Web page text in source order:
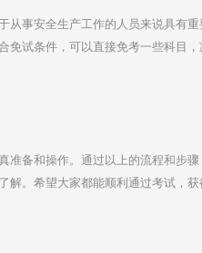
从事安全生产工作的人员来说具有
免试条件，可以直接免考一些科目
准备和操作。通过以上的流程和步
解。希望大家都能顺利通过考试，